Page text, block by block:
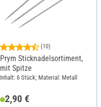
(10)
Prym Sticknadelsortiment,
mit Spitze
Inhalt: 6 Stück; Material: Metall
2,90 €